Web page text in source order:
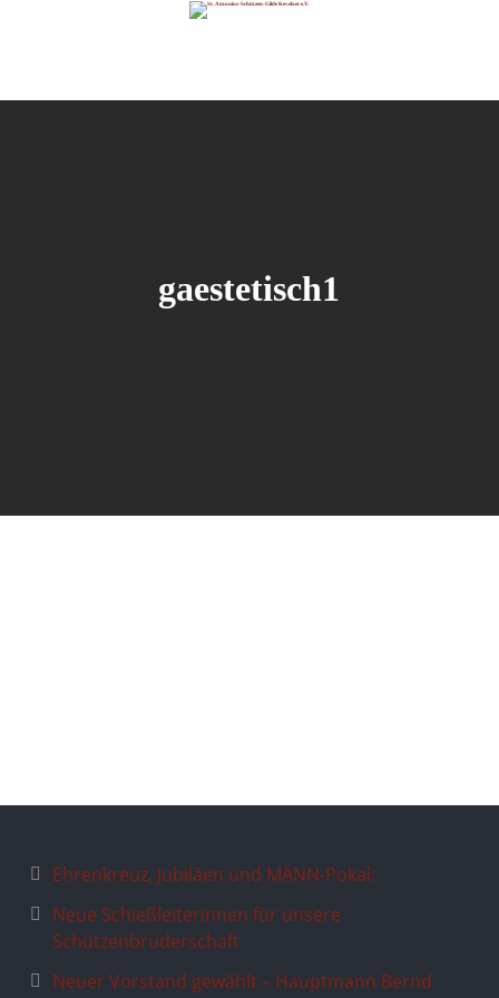
gaestetisch1
Ehrenkreuz, Jubiläen und MÄNN-Pokal:
Neue Schießleiterinnen für unsere
Schützenbruderschaft
Neuer Vorstand gewählt – Hauptmann Bernd